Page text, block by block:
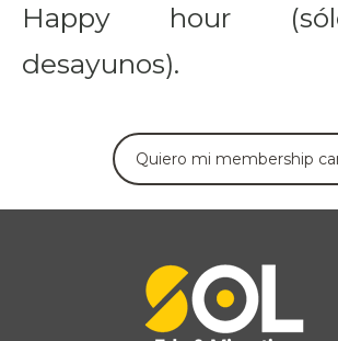
Happy hour
desayunos).
Quiero mi membership